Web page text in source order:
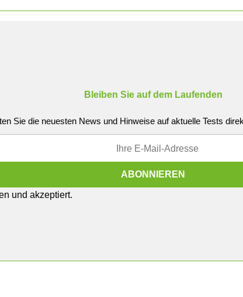
Bleiben Sie auf dem Laufenden
Sie die neuesten News und Hinweise auf aktuelle Tests
und akzeptiert.